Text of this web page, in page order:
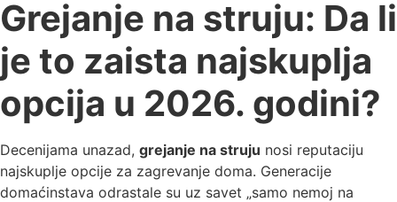
Grejanje na struju: Da li
je to zaista najskuplja
opcija u 2026. godini?
Decenijama unazad, grejanje na struju nosi reputaciju
najskuplje opcije za zagrevanje doma. Generacije
domaćinstava odrastale su uz savet „samo nemoj na